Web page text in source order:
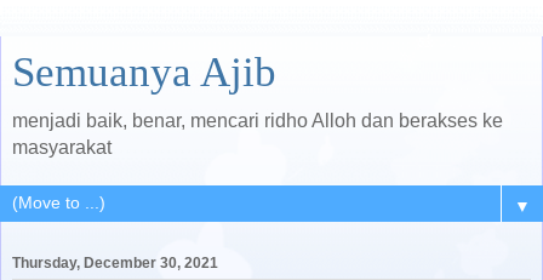
Semuanya Ajib
menjadi baik, benar, mencari ridho Alloh dan berakses ke
masyarakat
▼
Thursday, December 30, 2021